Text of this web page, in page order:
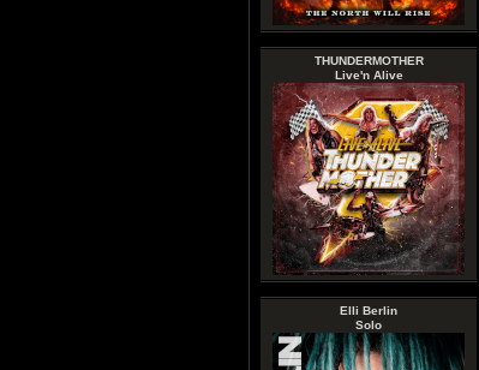
THUNDERMOTHER
Live'n Alive
Elli Berlin
Solo